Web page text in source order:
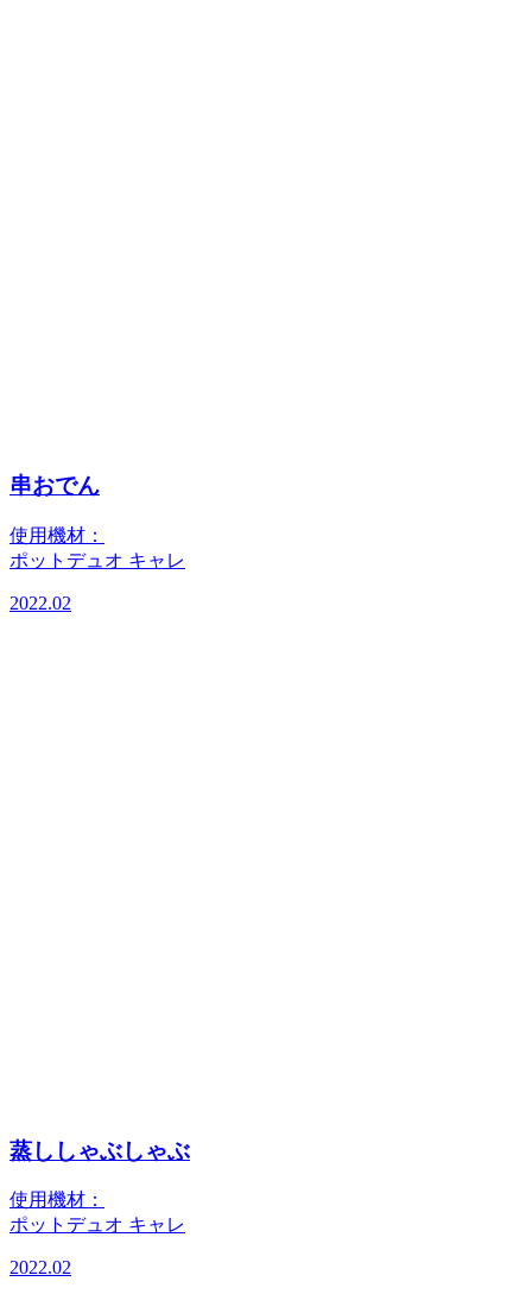
串おでん
使用機材：
ポットデュオ キャレ
2022.02
蒸ししゃぶしゃぶ
使用機材：
ポットデュオ キャレ
2022.02